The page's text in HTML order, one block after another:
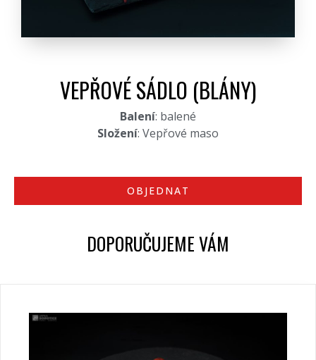
VEPŘOVÉ SÁDLO (BLÁNY)
Balení: balené
Složení: Vepřové maso
OBJEDNAT
DOPORUČUJEME VÁM